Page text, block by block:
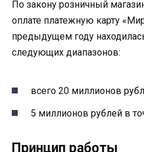
По закону розничный
оплате платежную карту
предыдущем году
следующих диапазонов:
всего 20 миллионов
5 миллионов рублей в
Принцип работы